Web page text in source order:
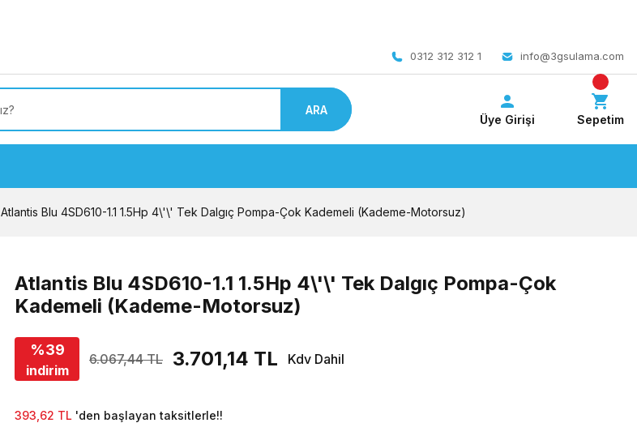
0312 312 312 1 info@3gsulama.com
ARA
Üye Girişi Sepetim
Atlantis Blu 4SD610-1.1 1.5Hp 4\'\' Tek Dalgıç Pompa-Çok Kademeli (Kademe-Motorsuz)
Atlantis Blu 4SD610-1.1 1.5Hp 4\'\' Tek Dalgıç Pompa-Çok
Kademeli (Kademe-Motorsuz)
%39
indirim
6.067,44 TL 3.701,14 TL Kdv Dahil
393,62 TL 'den başlayan taksitlerle!!